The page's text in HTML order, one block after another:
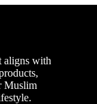
aligns with
Muslim